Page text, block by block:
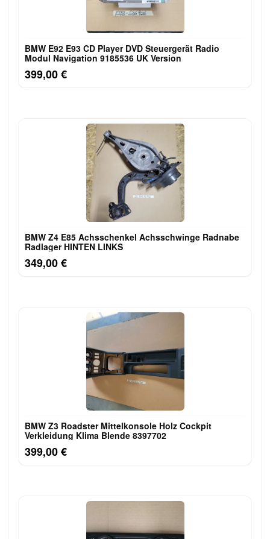
BMW E92 E93 CD Player DVD Steuergerät Radio
Modul Navigation 9185536 UK Version
399,00 €
BMW Z4 E85 Achsschenkel Achsschwinge Radnabe
Radlager HINTEN LINKS
349,00 €
BMW Z3 Roadster Mittelkonsole Holz Cockpit
Verkleidung Klima Blende 8397702
399,00 €